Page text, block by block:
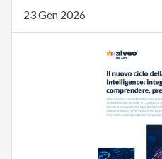
23 Gen 2026